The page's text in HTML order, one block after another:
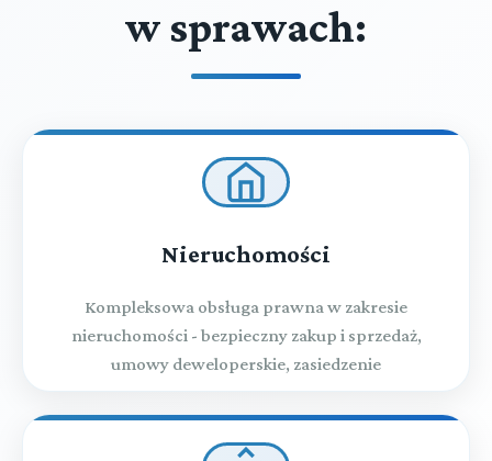
w sprawach:
Nieruchomości
Kompleksowa obsługa prawna w zakresie
nieruchomości - bezpieczny zakup i sprzedaż,
umowy deweloperskie, zasiedzenie